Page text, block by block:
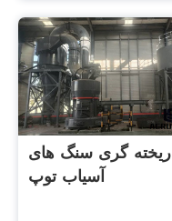
ریخته گری سنگ های
آسیاب توپ